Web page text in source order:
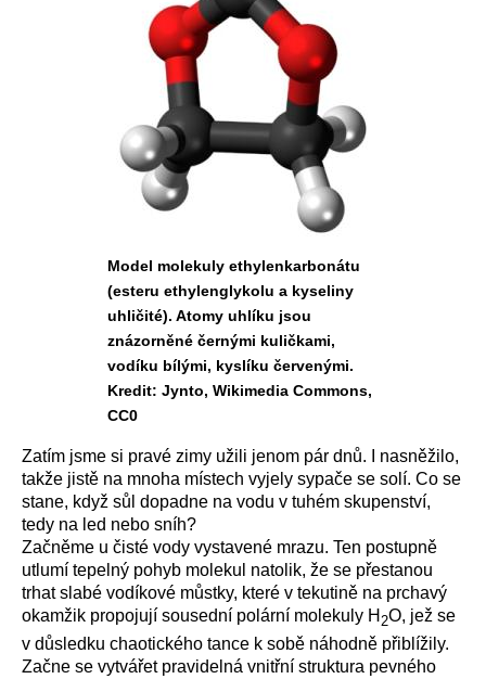
Model molekuly ethylenkarbonátu
(esteru ethylenglykolu a kyseliny
uhličité). Atomy uhlíku jsou
znázorněné černými kuličkami,
vodíku bílými, kyslíku červenými.
Kredit: Jynto, Wikimedia Commons,
CC0
Zatím jsme si pravé zimy užili jenom pár dnů. I nasněžilo,
takže jistě na mnoha místech vyjely sypače se solí. Co se
stane, když sůl dopadne na vodu v tuhém skupenství,
tedy na led nebo sníh?
Začněme u čisté vody vystavené mrazu. Ten postupně
utlumí tepelný pohyb molekul natolik, že se přestanou
trhat slabé vodíkové můstky, které v tekutině na prchavý
okamžik propojují sousední polární molekuly H 2O, jež se
v důsledku chaotického tance k sobě náhodně přiblížily.
Začne se vytvářet pravidelná vnitřní struktura pevného